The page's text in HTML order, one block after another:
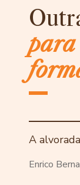
para
A alvorada
Enrico